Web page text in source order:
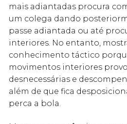
mais adiantadas procura
um colega dando
passe adiantada ou até
interiores. No entanto,
conhecimento táctico
movimentos interiores
desnecessárias e
além de que fica
perca a bola.